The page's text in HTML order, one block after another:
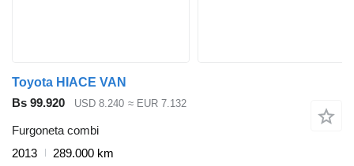
Toyota HIACE VAN
Bs 99.920
USD 8.240 ≈ EUR 7.132
Furgoneta combi
2013
289.000 km